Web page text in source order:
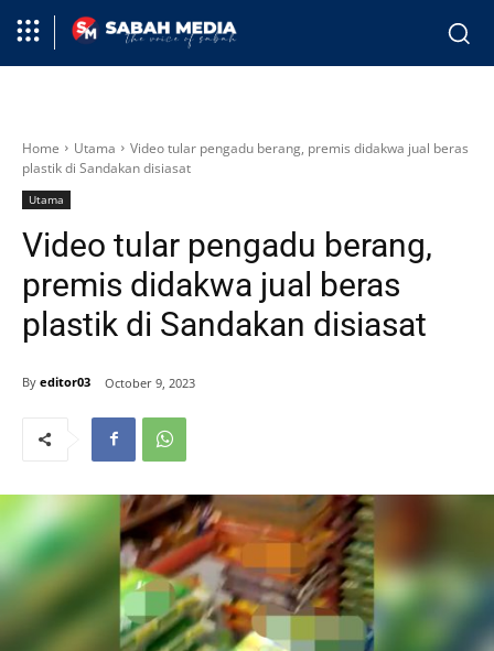
Home Utama
Video tular pengadu berang, premis didakwa jual beras
plastik di Sandakan disiasat
Utama
Video tular pengadu berang,
premis didakwa jual beras
plastik di Sandakan disiasat
By editor03 October 9, 2023